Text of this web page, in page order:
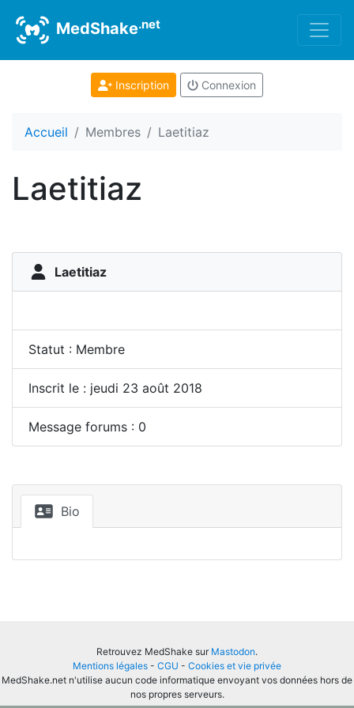
MedShake.net
Inscription Connexion
Accueil Membres Laetitiaz
Laetitiaz
Laetitiaz
Statut : Membre
Inscrit le : jeudi 23 août 2018
Message forums : 0
Bio
Retrouvez MedShake sur Mastodon.
Mentions légales - CGU - Cookies et vie privée
MedShake.net n'utilise aucun code informatique envoyant vos données hors de
nos propres serveurs.